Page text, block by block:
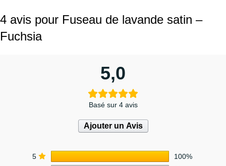
4 avis pour Fuseau de lavande satin –
Fuchsia
5,0
Basé sur 4 avis
Ajouter un Avis
5
100%